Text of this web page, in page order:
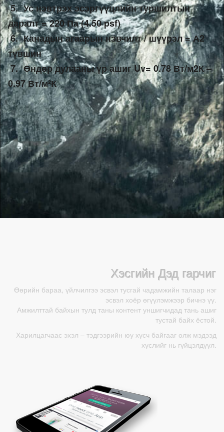
5. Ус нэвтрэх эсэргүүцлийн туршилтын
даралт = 220 Па (4.50 psf)
6. Канадын агаарын нэвчилт / шүүрэл = А2
түвшин
7. Өндөр дулааны үр ашиг Uv= 0.78 Вт/м2К –
0.97 Вт/м²К
Хэсгийн Дэд гарчиг
Өөрийн бараа, үйлчилгээ эсвэл тусгай чадамжийн талаар нэг
эсвэл хоёр өгүүлэмжээр бичнэ үү.
Амжилттай байхын тулд таны контент уншигчидад тань ашиг
тустай байх ёстой.
Харилцагчаас эхэл – тэдгээрийн юу хүсч байгааг олж мэдээд
хүслийг нь гүйцэлдүүл.